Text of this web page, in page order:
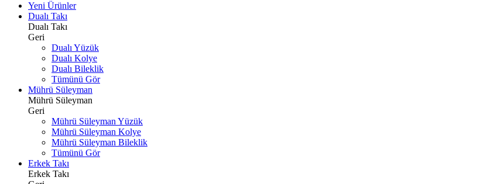
Yeni Ürünler
Dualı Takı
Dualı Takı
Geri
Dualı Yüzük
Dualı Kolye
Dualı Bileklik
Tümünü Gör
Mührü Süleyman
Mührü Süleyman
Geri
Mührü Süleyman Yüzük
Mührü Süleyman Kolye
Mührü Süleyman Bileklik
Tümünü Gör
Erkek Takı
Erkek Takı